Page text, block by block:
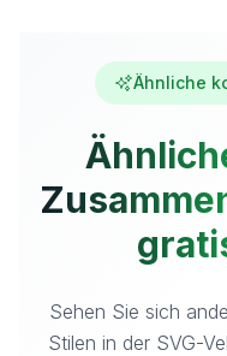
Ähnliche
Sehen Sie sich
Stilen in der SVG-